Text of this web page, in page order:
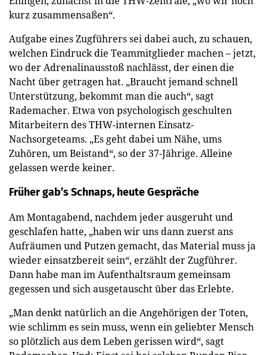
kurz zusammensaßen“.
Aufgabe eines Zugführers sei dabei auch, zu schauen,
welchen Eindruck die Teammitglieder machen – jetzt,
wo der Adrenalinausstoß nachlässt, der einen die
Nacht über getragen hat. „Braucht jemand schnell
Unterstützung, bekommt man die auch“, sagt
Rademacher. Etwa von psychologisch geschulten
Mitarbeitern des THW-internen Einsatz-
Nachsorgeteams. „Es geht dabei um Nähe, ums
Zuhören, um Beistand“, so der 37-Jährige. Alleine
gelassen werde keiner.
Früher gab’s Schnaps, heute Gespräche
Am Montagabend, nachdem jeder ausgeruht und
geschlafen hatte, „haben wir uns dann zuerst ans
Aufräumen und Putzen gemacht, das Material muss ja
wieder einsatzbereit sein“, erzählt der Zugführer.
Dann habe man im Aufenthaltsraum gemeinsam
gegessen und sich ausgetauscht über das Erlebte.
„Man denkt natürlich an die Angehörigen der Toten,
wie schlimm es sein muss, wenn ein geliebter Mensch
so plötzlich aus dem Leben gerissen wird“, sagt